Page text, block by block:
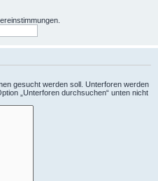
gesucht werden soll. Unterforen werden
„Unterforen durchsuchen“ unten nicht